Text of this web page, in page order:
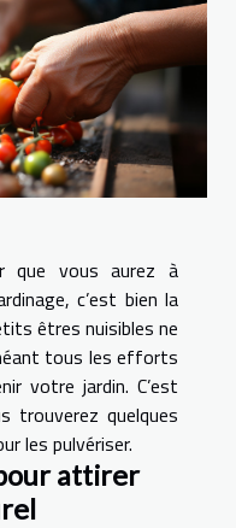
que vous aurez à
c’est bien la
êtres nuisibles ne
tous les efforts
votre jardin. C’est
trouverez quelques
les pulvériser.
attirer